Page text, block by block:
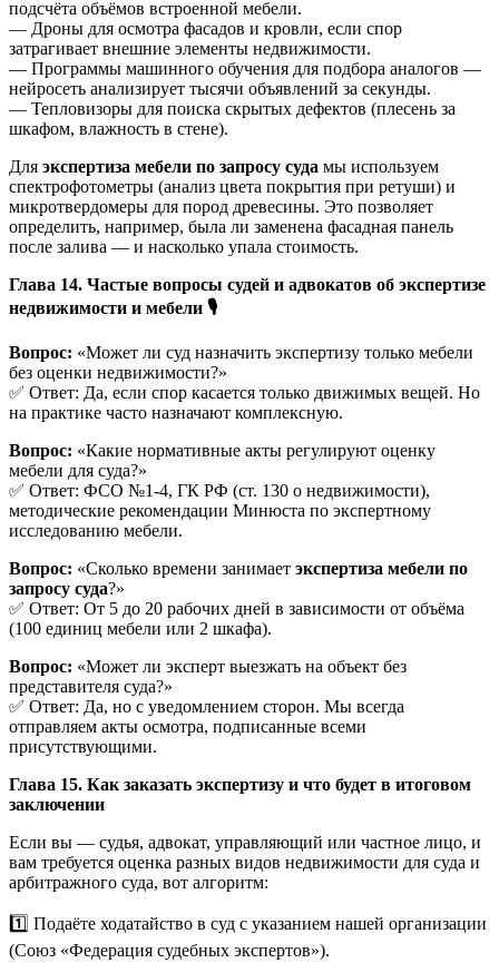
подсчёта объёмов встроенной мебели.
— Дроны для осмотра фасадов и кровли, если спор
затрагивает внешние элементы недвижимости.
— Программы машинного обучения для подбора аналогов —
нейросеть анализирует тысячи объявлений за секунды.
— Тепловизоры для поиска скрытых дефектов (плесень за
шкафом, влажность в стене).
Для экспертиза мебели по запросу суда мы используем
спектрофотометры (анализ цвета покрытия при ретуши) и
микротвердомеры для пород древесины. Это позволяет
определить, например, была ли заменена фасадная панель
после залива — и насколько упала стоимость.
Глава 14. Частые вопросы судей и адвокатов об экспертизе
недвижимости и мебели 🎙
Вопрос: «Может ли суд назначить экспертизу только мебели
без оценки недвижимости?»
✅ Ответ: Да, если спор касается только движимых вещей. Но
на практике часто назначают комплексную.
Вопрос: «Какие нормативные акты регулируют оценку
мебели для суда?»
✅ Ответ: ФСО №1-4, ГК РФ (ст. 130 о недвижимости),
методические рекомендации Минюста по экспертному
исследованию мебели.
Вопрос: «Сколько времени занимает экспертиза мебели по
запросу суда?»
✅ Ответ: От 5 до 20 рабочих дней в зависимости от объёма
(100 единиц мебели или 2 шкафа).
Вопрос: «Может ли эксперт выезжать на объект без
представителя суда?»
✅ Ответ: Да, но с уведомлением сторон. Мы всегда
отправляем акты осмотра, подписанные всеми
присутствующими.
Глава 15. Как заказать экспертизу и что будет в итоговом
заключении
Если вы — судья, адвокат, управляющий или частное лицо, и
вам требуется оценка разных видов недвижимости для суда и
арбитражного суда, вот алгоритм:
1️⃣ Подаёте ходатайство в суд с указанием нашей организации
(Союз «Федерация судебных экспертов»).